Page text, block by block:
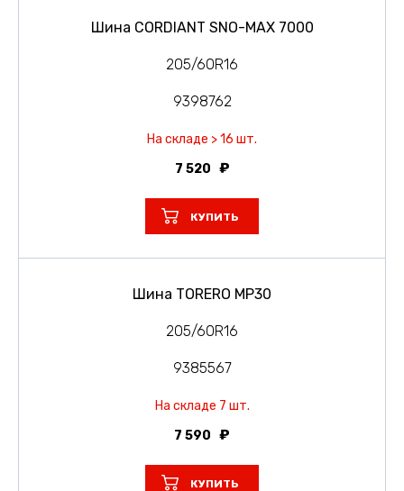
Шина CORDIANT SNO-MAX 7000
205/60R16
9398762
На складе > 16 шт.
7 520
КУПИТЬ
Шина TORERO MP30
205/60R16
9385567
На складе 7 шт.
7 590
КУПИТЬ